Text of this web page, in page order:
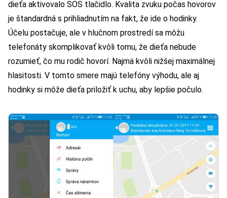
dieťa aktivovalo SOS tlačidlo. Kvalita zvuku počas hovorov
je štandardná s prihliadnutím na fakt, že ide o hodinky.
Účelu postačuje, ale v hlučnom prostredí sa môžu
telefonáty skomplikovať kvôli tomu, že dieťa nebude
rozumieť, čo mu rodič hovorí. Najmä kvôli nižšej maximálnej
hlasitosti. V tomto smere majú telefóny výhodu, ale aj
hodinky si môže dieťa priložiť k uchu, aby lepšie počulo.